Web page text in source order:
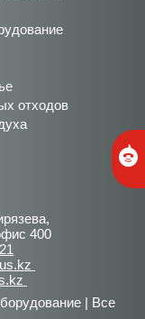
отходов
400
| Все